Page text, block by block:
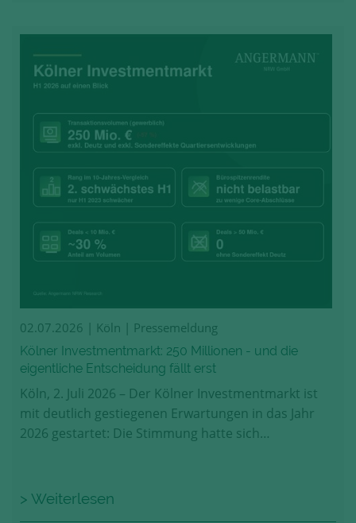
02.07.2026 | Köln | Pressemeldung
Kölner Investmentmarkt: 250 Millionen - und die
eigentliche Entscheidung fällt erst
Köln, 2. Juli 2026 – Der Kölner Investmentmarkt ist
mit deutlich gestiegenen Erwartungen in das Jahr
2026 gestartet: Die Stimmung hatte sich…
> Weiterlesen